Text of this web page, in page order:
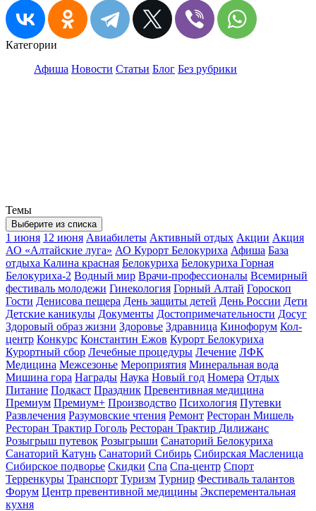
Категории
Афиша Новости Статьи Блог Без рубрики
Темы
Выберите из списка
1 июня 12 июня Авиабилеты Активный отдых Акции Акция
АО «Алтайские луга» АО Курорт Белокуриха Афиша База
отдыха Калина красная Белокуриха Белокуриха Горная
Белокуриха-2 Водный мир Врачи-профессионалы Всемирный
фестиваль молодежи Гинекология Горный Алтай Гороскоп
Гости Денисова пещера День защиты детей День России Дети
Детские каникулы Документы Достопримечательности Досуг
Здоровый образ жизни Здоровье Здравница Кинофорум Кол-
центр Конкурс Константин Ежов Курорт Белокуриха
Курортный сбор Лечебные процедуры Лечение ЛФК
Медицина Межсезонье Мероприятия Минеральная вода
Мишина гора Награды Наука Новый год Номера Отдых
Питание Подкаст Праздник Превентивная медицина
Премиум Премиум+ Производство Психология Путевки
Развлечения Разумовские чтения Ремонт Ресторан Мишель
Ресторан Трактир Гоголь Ресторан Трактир Дилижанс
Розыгрыш путевок Розыгрыши Санаторий Белокуриха
Санаторий Катунь Санаторий Сибирь Сибирская Масленица
Сибирское подворье Скидки Спа Спа-центр Спорт
Терренкуры Транспорт Туризм Турнир Фестиваль талантов
Форум Центр превентивной медицины Эксперементальная
кухня